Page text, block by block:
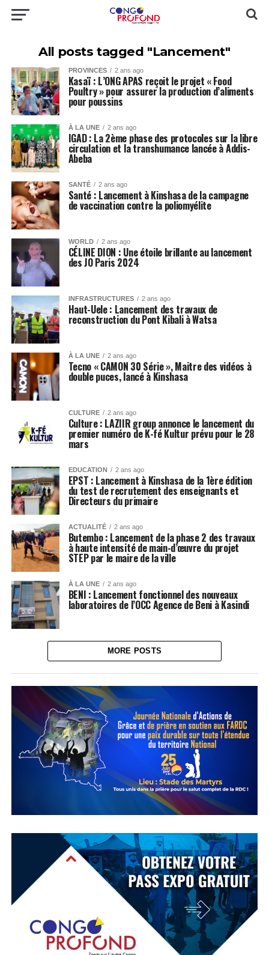
All posts tagged "Lancement"
PROVINCES 2 ans ago
Kasaï : L’ONG APAS reçoit le projet « Food
Poultry » pour assurer la production d’aliments
pour poussins
À LA UNE 2 ans ago
IGAD : La 2ème phase des protocoles sur la libre
circulation et la transhumance lancée à Addis-
Abeba
SANTÉ 2 ans ago
Santé : Lancement à Kinshasa de la campagne
de vaccination contre la poliomyélite
WORLD 2 ans ago
CÉLINE DION : Une étoile brillante au lancement
des JO Paris 2024
INFRASTRUCTURES 2 ans ago
Haut-Uele : Lancement des travaux de
reconstruction du Pont Kibali à Watsa
À LA UNE 2 ans ago
Tecno « CAMON 30 Série », Maitre des vidéos à
double puces, lancé à Kinshasa
CULTURE 2 ans ago
Culture : LAZIIR group annonce le lancement du
premier numéro de K-fé Kultur prévu pour le 28
mars
EDUCATION 2 ans ago
EPST : Lancement à Kinshasa de la 1ère édition
du test de recrutement des enseignants et
Directeurs du primaire
ACTUALITÉ 2 ans ago
Butembo : Lancement de la phase 2 des travaux
à haute intensité de main-d’œuvre du projet
STEP par le maire de la ville
À LA UNE 2 ans ago
BENI : Lancement fonctionnel des nouveaux
laboratoires de l’OCC Agence de Beni à Kasindi
MORE POSTS